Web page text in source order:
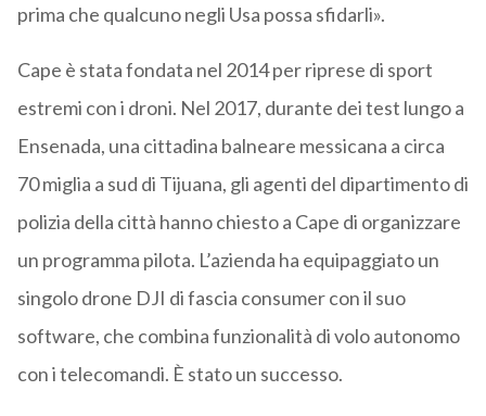
prima che qualcuno negli Usa possa sfidarli».
Cape è stata fondata nel 2014 per riprese di sport
estremi con i droni. Nel 2017, durante dei test lungo a
Ensenada, una cittadina balneare messicana a circa
70 miglia a sud di Tijuana, gli agenti del dipartimento di
polizia della città hanno chiesto a Cape di organizzare
un programma pilota. L’azienda ha equipaggiato un
singolo drone DJI di fascia consumer con il suo
software, che combina funzionalità di volo autonomo
con i telecomandi. È stato un successo.